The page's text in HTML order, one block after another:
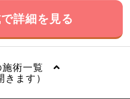
詳細を見る
施術一覧
きます）